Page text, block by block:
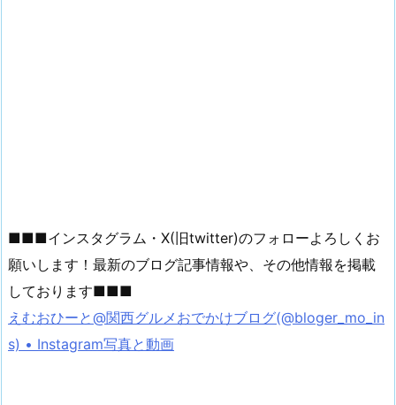
■■■インスタグラム・X(旧twitter)のフォローよろしくお
願いします！最新のブログ記事情報や、その他情報を掲載
しております■■■
えむおひーと@関西グルメおでかけブログ(@bloger_mo_in
s) • Instagram写真と動画